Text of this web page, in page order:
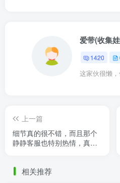
爱带(收集
1420
这家伙很懒
上一篇
细节真的很不错，而且那个
静静客服也特别热情，真心
相关推荐